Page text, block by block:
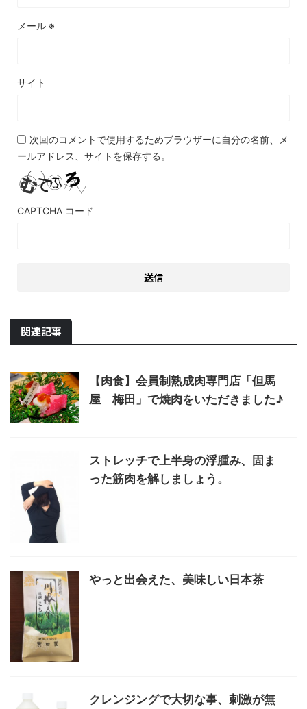
メール ※
サイト
次回のコメントで使用するためブラウザーに自分の名前、メ
ールアドレス、サイトを保存する。
CAPTCHA コード
関連記事
【肉食】会員制熟成肉専門店「但馬
屋 梅田」で焼肉をいただきました♪
ストレッチで上半身の浮腫み、固ま
った筋肉を解しましょう。
やっと出会えた、美味しい日本茶
クレンジングで大切な事、刺激が無